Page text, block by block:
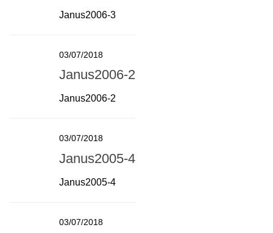
Janus2006-3
03/07/2018
Janus2006-2
Janus2006-2
03/07/2018
Janus2005-4
Janus2005-4
03/07/2018